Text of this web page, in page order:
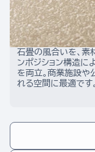
石畳の風合いを、素
ンポジション構造に
を両立。商業施設や
れる空間に最適です。